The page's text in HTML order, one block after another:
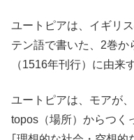
ユートピアは、イギリ
テン語で書いた、2巻か
（1516年刊行）に由来
ユートピアは、モアが
topos（場所）からつく